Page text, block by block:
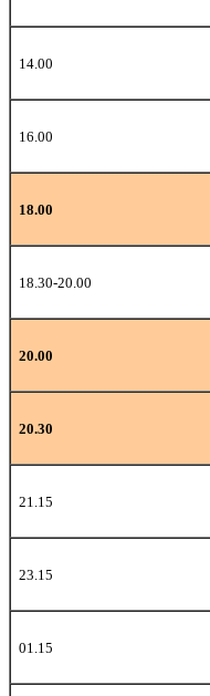
14.00
16.00
18.00
18.30-20.00
20.00
20.30
21.15
23.15
01.15